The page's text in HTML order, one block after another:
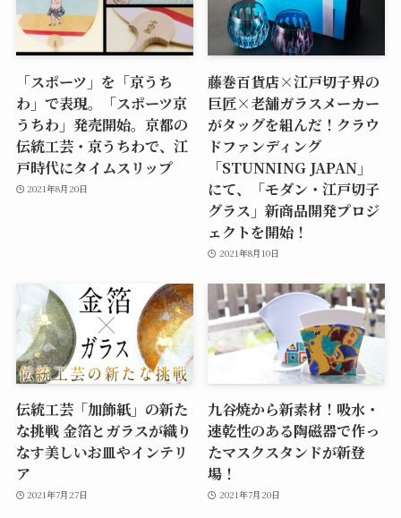
「スポーツ」を「京うち
わ」で表現。「スポーツ京
うちわ」発売開始。京都の
伝統工芸・京うちわで、江
戸時代にタイムスリップ
2021年8月20日
藤巻百貨店×江戸切子界の
巨匠×老舗ガラスメーカー
がタッグを組んだ！クラウ
ドファンディング
「STUNNING JAPAN」
にて、「モダン・江戸切子
グラス」新商品開発プロジ
ェクトを開始！
2021年8月10日
伝統工芸「加飾紙」の新た
な挑戦 金箔とガラスが織り
なす美しいお皿やインテリ
ア
2021年7月27日
九谷焼から新素材！吸水・
速乾性のある陶磁器で作っ
たマスクスタンドが新登
場！
2021年7月20日